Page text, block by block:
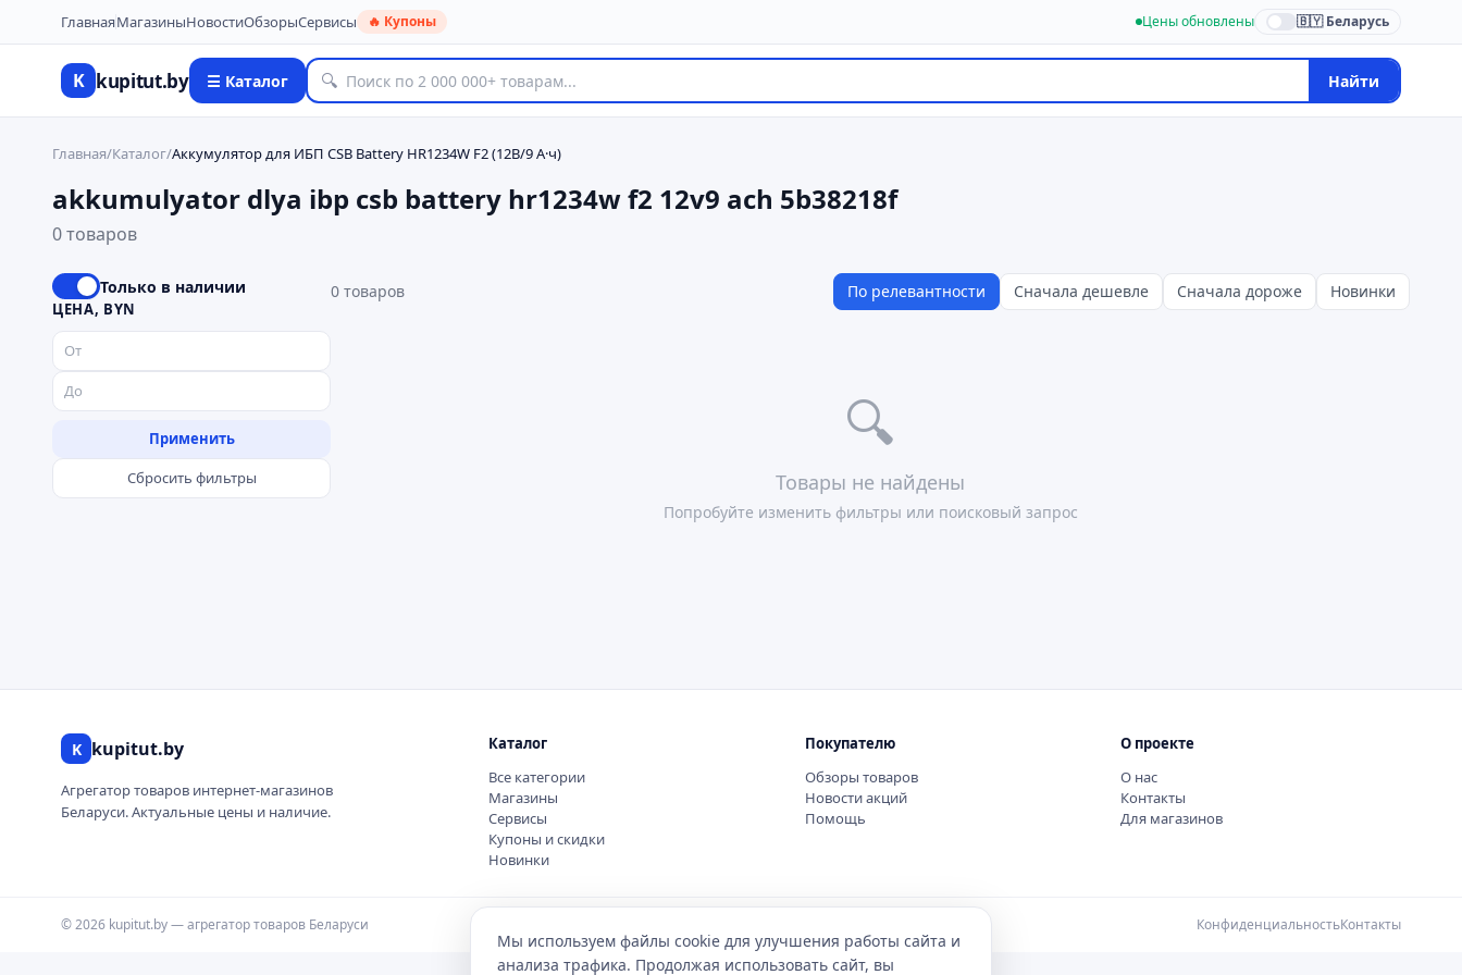
ГлавнаяМагазиныНовостиОбзорыСервисы 🔥 Купоны Цены обновлены 🇧🇾 Беларусь
K kupitut.by ☰ Каталог 🔍 Найти
Главная/Каталог/Аккумулятор для ИБП CSB Battery HR1234W F2 (12В/9 А·ч)
akkumulyator dlya ibp csb battery hr1234w f2 12v9 ach 5b38218f
0 товаров
Только в наличии
ЦЕНА, BYN
Применить
Сбросить фильтры
0 товаров По релевантности Сначала дешевле Сначала дороже Новинки
🔍
Товары не найдены
Попробуйте изменить фильтры или поисковый запрос
K kupitut.by
Агрегатор товаров интернет-магазинов
Беларуси. Актуальные цены и наличие.
Каталог
Все категории
Магазины
Сервисы
Купоны и скидки
Новинки
Покупателю
Обзоры товаров
Новости акций
Помощь
О проекте
О нас
Контакты
Для магазинов
© 2026 kupitut.by — агрегатор товаров Беларуси КонфиденциальностьКонтакты
Мы используем файлы cookie для улучшения работы сайта и
анализа трафика. Продолжая использовать сайт, вы